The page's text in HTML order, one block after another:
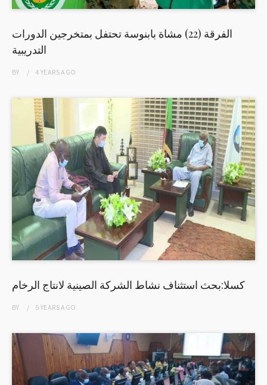
الفرقة (22) مشاة بابنوسة تحتفل بمتخرجين الدورات
التدريبية
BY 4 YEARSAGO
كسلا:بحث استثناف نشاط الشركة الصينية لانتاج الرخام
BY 5 YEARSAGO